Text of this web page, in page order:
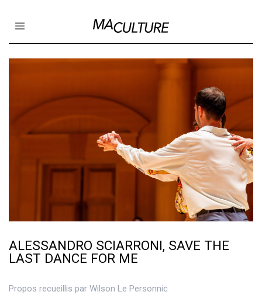
Open main menu
Ma Culture
ALESSANDRO SCIARRONI, SAVE THE
LAST DANCE FOR ME
Propos recueillis par Wilson Le Personnic